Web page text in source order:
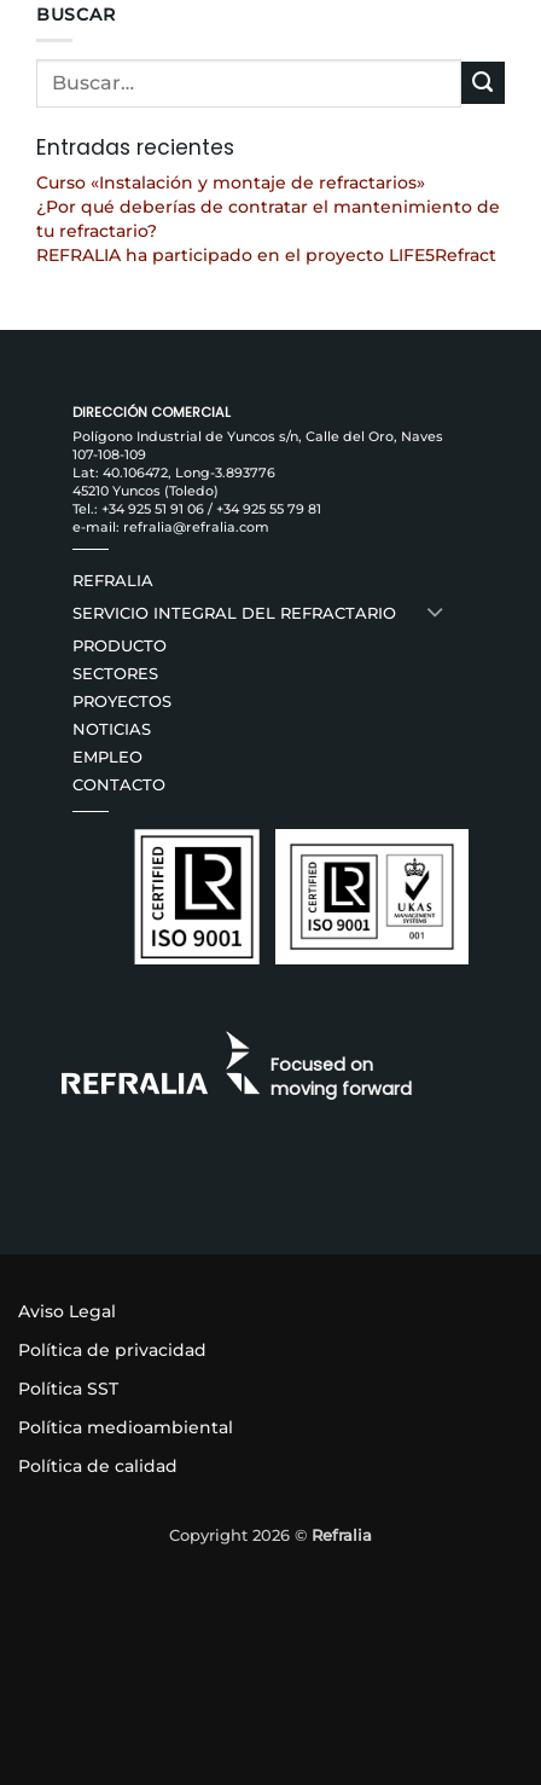
BUSCAR
Entradas recientes
Curso «Instalación y montaje de refractarios»
¿Por qué deberías de contratar el mantenimiento de
tu refractario?
REFRALIA ha participado en el proyecto LIFE5Refract
DIRECCIÓN COMERCIAL
Polígono Industrial de Yuncos s/n, Calle del Oro, Naves
107-108-109
Lat: 40.106472, Long-3.893776
45210 Yuncos (Toledo)
Tel.: +34 925 51 91 06 / +34 925 55 79 81
e-mail: refralia@refralia.com
REFRALIA
SERVICIO INTEGRAL DEL REFRACTARIO
PRODUCTO
SECTORES
PROYECTOS
NOTICIAS
EMPLEO
CONTACTO
Focused on
moving forward
Aviso Legal
Política de privacidad
Política SST
Política medioambiental
Política de calidad
Copyright 2026 © Refralia